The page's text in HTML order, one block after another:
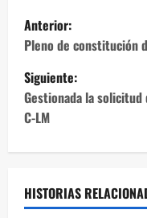
N
a
v
e
g
a
Anterior:
Pleno de constitución
Siguiente:
Gestionada la solicitud
C-LM
HISTORIAS